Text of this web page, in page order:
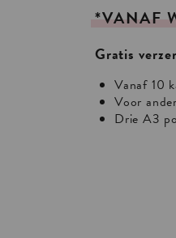
*VANAF
Gratis
Vanaf 10
Voor
Drie A3